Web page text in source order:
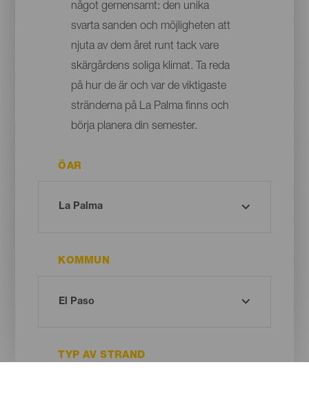
något gemensamt: den unika
svarta sanden och möjligheten att
njuta av dem året runt tack vare
skärgårdens soliga klimat. Ta reda
på hur de är och var de viktigaste
stränderna på La Palma finns och
börja planera din semester.
ÖAR
KOMMUN
TYP AV STRAND